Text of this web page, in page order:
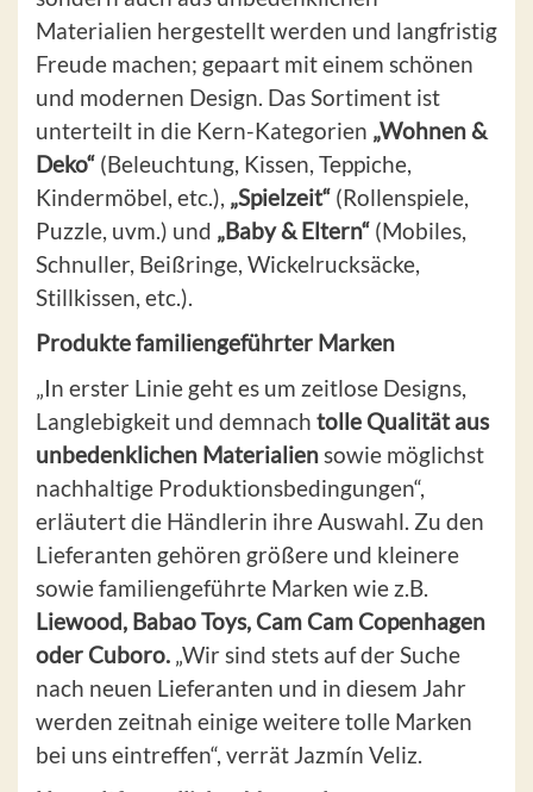
Materialien hergestellt werden und langfristig
Freude machen; gepaart mit einem schönen
und modernen Design. Das Sortiment ist
unterteilt in die Kern-Kategorien „Wohnen &
Deko“ (Beleuchtung, Kissen, Teppiche,
Kindermöbel, etc.), „Spielzeit“ (Rollenspiele,
Puzzle, uvm.) und „Baby & Eltern“ (Mobiles,
Schnuller, Beißringe, Wickelrucksäcke,
Stillkissen, etc.).
Produkte familiengeführter Marken
„In erster Linie geht es um zeitlose Designs,
Langlebigkeit und demnach tolle Qualität aus
unbedenklichen Materialiensowie möglichst
nachhaltige Produktionsbedingungen“,
erläutert die Händlerin ihre Auswahl. Zu den
Lieferanten gehören größere und kleinere
sowie familiengeführte Marken wie z.B.
Liewood, Babao Toys, Cam Cam Copenhagen
oder Cuboro. „Wir sind stets auf der Suche
nach neuen Lieferanten und in diesem Jahr
werden zeitnah einige weitere tolle Marken
bei uns eintreffen“, verrät Jazmín Veliz.